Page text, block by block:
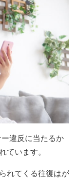
違反に当たるか
ています。
れてくる往復はが